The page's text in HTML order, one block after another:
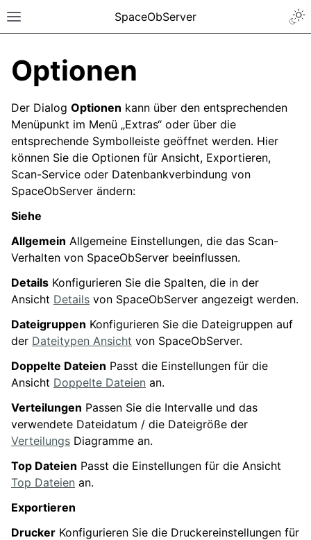
SpaceObServer
Optionen
Der Dialog Optionen kann über den entsprechenden
Menüpunkt im Menü „Extras“ oder über die
entsprechende Symbolleiste geöffnet werden. Hier
können Sie die Optionen für Ansicht, Exportieren,
Scan-Service oder Datenbankverbindung von
SpaceObServer ändern:
Siehe
Allgemein Allgemeine Einstellungen, die das Scan-
Verhalten von SpaceObServer beeinflussen.
Details Konfigurieren Sie die Spalten, die in der
Ansicht Details von SpaceObServer angezeigt werden.
Dateigruppen Konfigurieren Sie die Dateigruppen auf
der Dateitypen Ansicht von SpaceObServer.
Doppelte Dateien Passt die Einstellungen für die
Ansicht Doppelte Dateien an.
Verteilungen Passen Sie die Intervalle und das
verwendete Dateidatum / die Dateigröße der
Verteilungs Diagramme an.
Top Dateien Passt die Einstellungen für die Ansicht
Top Dateien an.
Exportieren
Drucker Konfigurieren Sie die Druckereinstellungen für